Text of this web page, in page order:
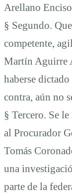
Arellano
§ Segundo.
competente,
Martín Aguirre
haberse
contra, aún no
§ Tercero. Se
al Procurador
Tomás
una
parte de la